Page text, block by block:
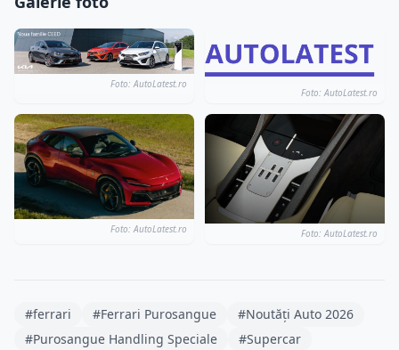
Foto: AutoLatest.ro
Foto: AutoLatest.ro
Foto: AutoLatest.ro Foto: AutoLatest.ro
#ferrari #Ferrari Purosangue
#Noutăți Auto 2026
#Purosangue Handling Speciale
#Supercar